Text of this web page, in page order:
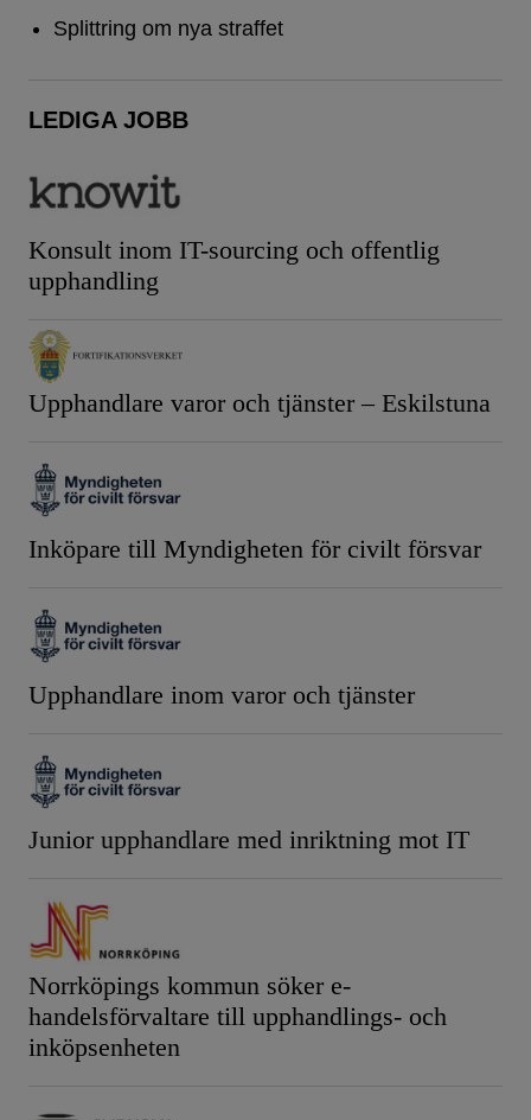
Splittring om nya straffet
LEDIGA JOBB
Konsult inom IT-sourcing och offentlig
upphandling
Upphandlare varor och tjänster – Eskilstuna
Inköpare till Myndigheten för civilt försvar
Upphandlare inom varor och tjänster
Junior upphandlare med inriktning mot IT
Norrköpings kommun söker e-
handelsförvaltare till upphandlings- och
inköpsenheten